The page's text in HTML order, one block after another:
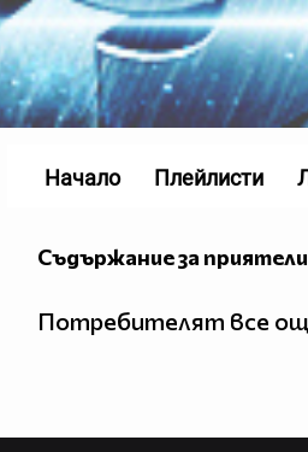
Съдържание за приятели
Потребителят все
Начало Плейлисти